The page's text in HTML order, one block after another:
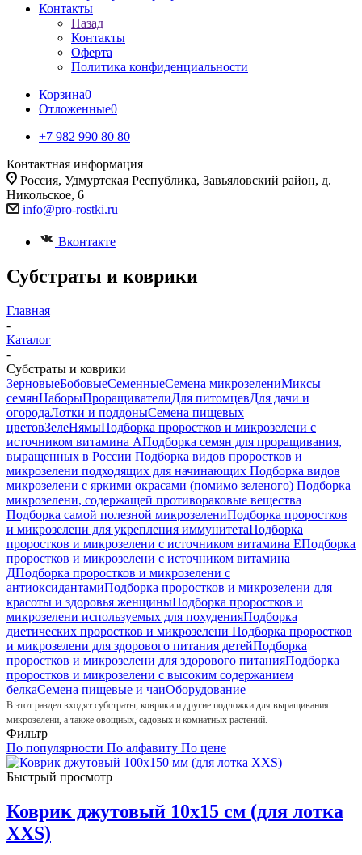
Контакты
Назад
Контакты
Оферта
Политика конфиденциальности
Корзина0
Отложенные0
+7 982 990 80 80
Контактная информация
Россия, Удмуртская Республика, Завьяловский район, д.
Никольское, 6
info@pro-rostki.ru
Вконтакте
Субстраты и коврики
Главная
-
Каталог
-
Субстраты и коврики
ЗерновыеБобовыеСеменныеСемена микрозелениМиксы
семянНаборыПроращивателиДля питомцевДля дачи и
огородаЛотки и поддоныСемена пищевых
цветовЗелеНямыПодборка проростков и микрозелени с
источником витамина АПодборка семян для проращивания,
выращенных в России Подборка видов проростков и
микрозелени подходящих для начинающих Подборка видов
микрозелени с яркими окрасами (помимо зеленого) Подборка
микрозелени, содержащей противораковые вещества
Подборка самой полезной микрозелениПодборка проростков
и микрозелени для укрепления иммунитетаПодборка
проростков и микрозелени с источником витамина ЕПодборка
проростков и микрозелени с источником витамина
ДПодборка проростков и микрозелени с
антиоксидантамиПодборка проростков и микрозелени для
красоты и здоровья женщиныПодборка проростков и
микрозелени используемых для похуденияПодборка
диетических проростков и микрозелени Подборка проростков
и микрозелени для здорового питания детейПодборка
проростков и микрозелени для здорового питанияПодборка
проростков и микрозелени с высоким содержанием
белкаСемена пищевые и чаиОборудование
В этот раздел входят субстраты, коврики и другие подложки для выращивания
микрозелени, а также овощных, садовых и комнатных растений.
Фильтр
По популярности По алфавиту По цене
Быстрый просмотр
Коврик джутовый 10х15 см (для лотка
XXS)